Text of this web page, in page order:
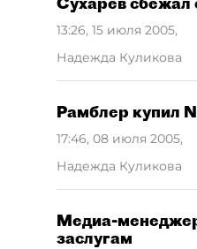
13:26, 15 июля 2005,
Надежда Куликова
Рамблер купил
17:46, 08 июля 2005,
Надежда Куликова
Медиа-
заслугам